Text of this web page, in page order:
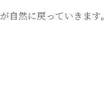
自然に戻っていきます。